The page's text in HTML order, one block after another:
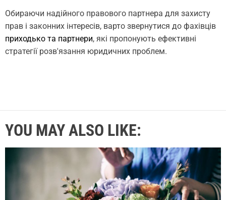
Обираючи надійного правового партнера для захисту
прав і законних інтересів, варто звернутися до фахівців
приходько та партнери, які пропонують ефективні
стратегії розв'язання юридичних проблем.
YOU MAY ALSO LIKE: